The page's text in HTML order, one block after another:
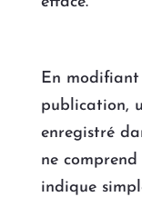
En
publication,
enregistré
ne
indique